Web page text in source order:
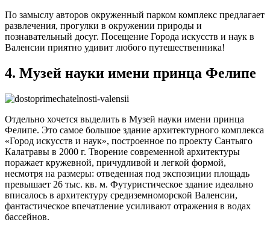
По замыслу авторов окруженный парком комплекс предлагает
развлечения, прогулки в окружении природы и
познавательный досуг. Посещение Города искусств и наук в
Валенсии приятно удивит любого путешественника!
4. Музей науки имени принца Фелипе
Отдельно хочется выделить в Музей науки имени принца
Фелипе. Это самое большое здание архитектурного комплекса
«Город искусств и наук», построенное по проекту Сантьяго
Калатравы в 2000 г. Творение современной архитектуры
поражает кружевной, причудливой и легкой формой,
несмотря на размеры: отведенная под экспозиции площадь
превышает 26 тыс. кв. м. Футуристическое здание идеально
вписалось в архитектуру средиземноморской Валенсии,
фантастическое впечатление усиливают отражения в водах
бассейнов.